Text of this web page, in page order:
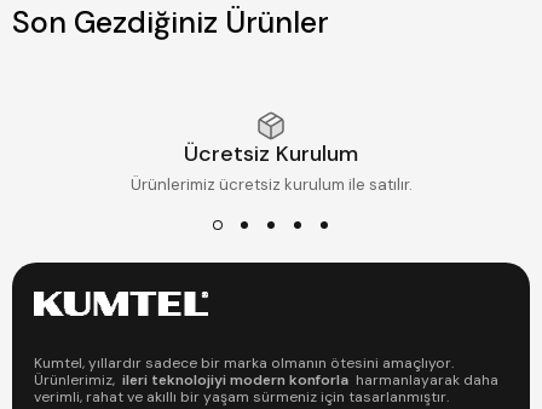
Son Gezdiğiniz Ürünler
Ücretsiz Kurulum
Ürünlerimiz ücretsiz kurulum ile satılır.
Kumtel, yıllardır sadece bir marka olmanın ötesini amaçlıyor.
Ürünlerimiz, ileri teknolojiyi modern konforla harmanlayarak daha
verimli, rahat ve akıllı bir yaşam sürmeniz için tasarlanmıştır.